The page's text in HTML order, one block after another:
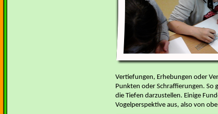
Vertiefungen, Erhebungen oder
Punkten oder Schraffierungen. So
die Tiefen darzustellen. Einige
Vogelperspektive aus, also von